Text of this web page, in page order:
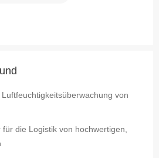
von
die Logistik von hochwertigen,